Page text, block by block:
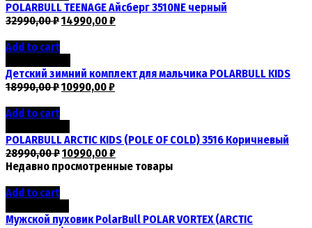
POLARBULL TEENAGE Айсберг 3510NE черный
32990,00₽14990,00₽
Add to cart
Детский зимний комплект для мальчика POLARBULL KIDS
18990,00₽10990,00₽
Add to cart
POLARBULL ARCTIC KIDS (POLE OF COLD) 3516 Коричневый
28990,00₽10990,00₽
Недавно просмотренные товары
Add to cart
Мужской пуховик PolarBull POLAR VORTEX (ARCTIC